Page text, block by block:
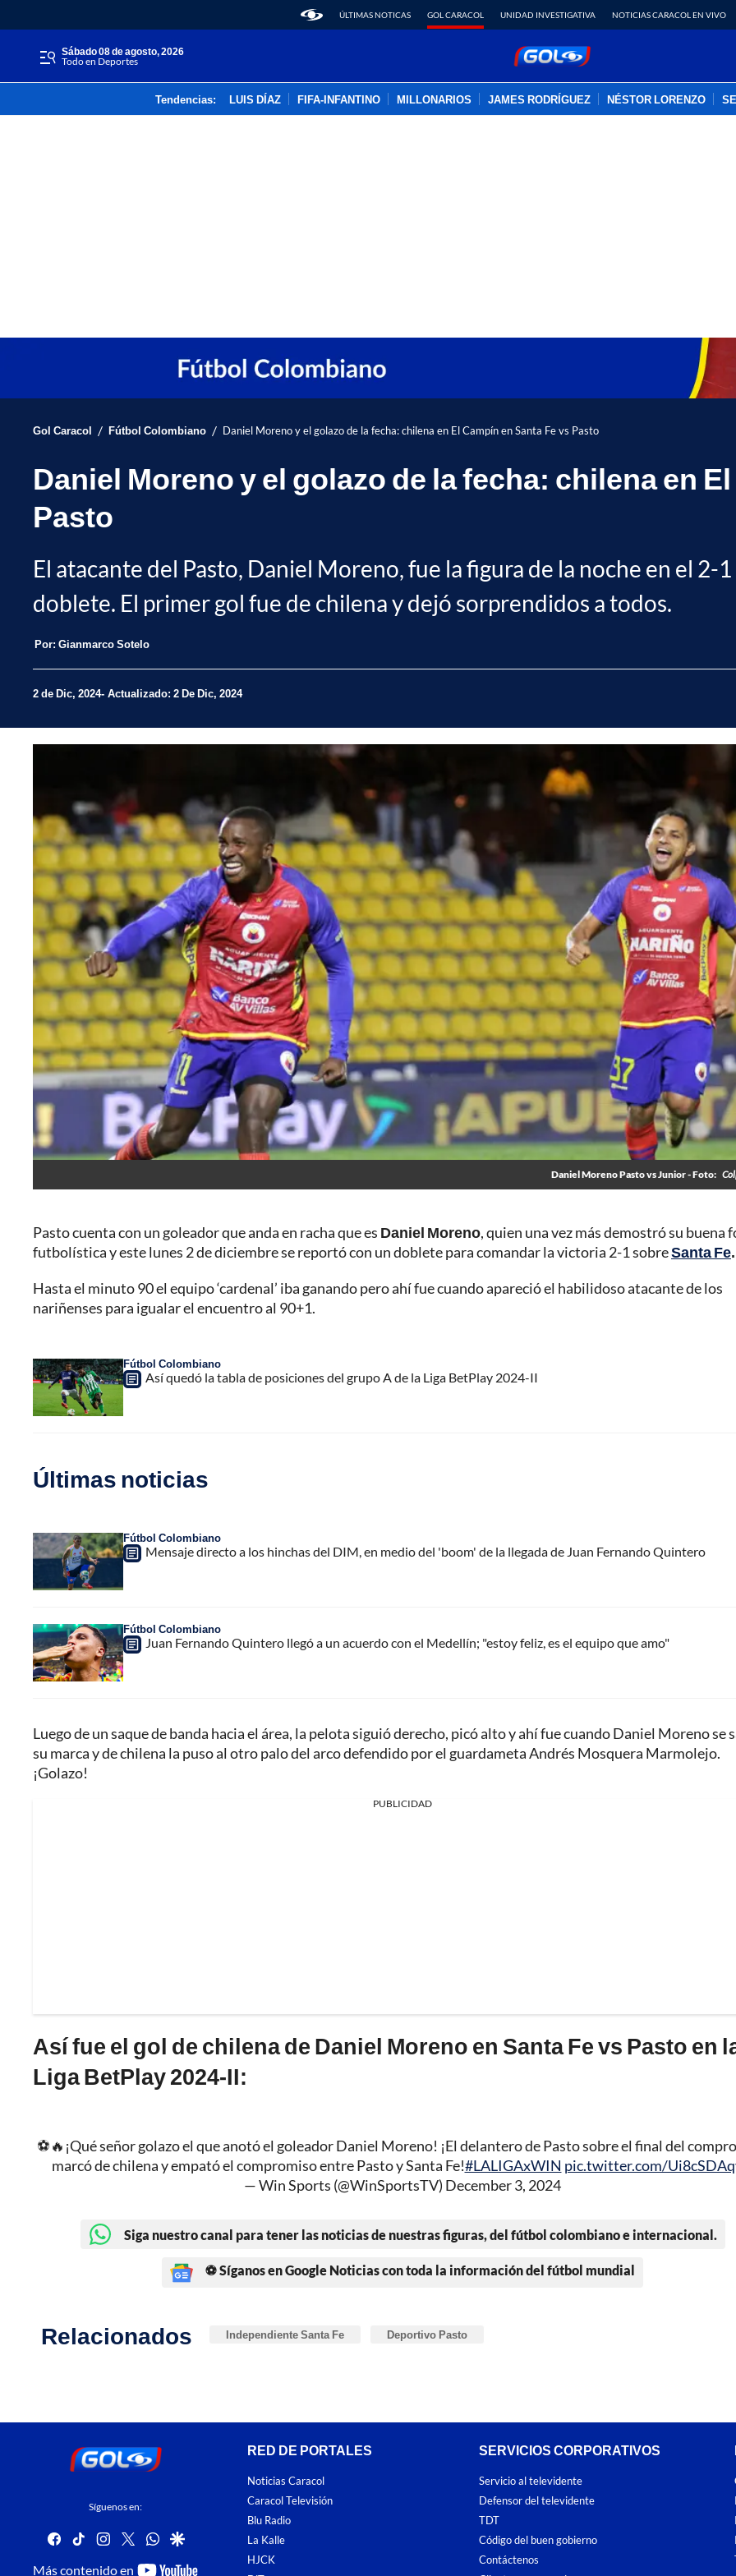
ÚLTIMAS NOTICAS GOL CARACOL UNIDAD INVESTIGATIVA NOTICIAS CARACOL EN VIVO
sábado 08 de agosto, 2026
Todo en Deportes
Tendencias: LUIS DÍAZ FIFA-INFANTINO MILLONARIOS JAMES RODRÍGUEZ NÉSTOR LORENZO
Gol Caracol / Fútbol Colombiano / Daniel Moreno y el golazo de la fecha: chilena en El Campín en Santa Fe vs Pasto
Daniel Moreno y el golazo de la fecha: chilena en
Pasto
El atacante del Pasto, Daniel Moreno, fue la figura de la noche en el 2-
doblete. El primer gol fue de chilena y dejó sorprendidos a todos.
Por: Gianmarco Sotelo
2 de Dic, 2024 Actualizado: 2 De Dic, 2024
Daniel Moreno Pasto vs Junior - Foto:
Pasto cuenta con un goleador que anda en racha que es Daniel Moreno, quien una vez más demostró su buena
futbolística y este lunes 2 de diciembre se reportó con un doblete para comandar la victoria 2-1 sobreSanta Fe.
Hasta el minuto 90 el equipo ‘cardenal’ iba ganando pero ahí fue cuando apareció el habilidoso atacante de los
nariñenses para igualar el encuentro al 90+1.
Fútbol Colombiano
Así quedó la tabla de posiciones del grupo A de la Liga BetPlay 2024-II
Últimas noticias
Fútbol Colombiano
Mensaje directo a los hinchas del DIM, en medio del 'boom' de la llegada de Juan Fernando Quintero
Fútbol Colombiano
Juan Fernando Quintero llegó a un acuerdo con el Medellín; "estoy feliz, es el equipo que amo"
Luego de un saque de banda hacia el área, la pelota siguió derecho, picó alto y ahí fue cuando Daniel Moreno se
su marca y de chilena la puso al otro palo del arco defendido por el guardameta Andrés Mosquera Marmolejo.
¡Golazo!
PUBLICIDAD
Así fue el gol de chilena de Daniel Moreno en Santa Fe vs Pasto en
Liga BetPlay 2024-II:
⚽🔥¡Qué señor golazo el que anotó el goleador Daniel Moreno! ¡El delantero de Pasto sobre el final del
marcó de chilena y empató el compromiso entre Pasto y Santa Fe!#LALIGAxWIN pic.twitter.com/
— Win Sports (@WinSportsTV) December 3, 2024
Siga nuestro canal para tener las noticias de nuestras figuras, del fútbol colombiano e internacional.
⚽ Síganos en Google Noticias con toda la información del fútbol mundial
Relacionados Independiente Santa Fe Deportivo Pasto
Síguenos en:
facebook
tiktokinstagram
twitterwhatsapp
google
Más contenido en
youtube-
RED DE PORTALES
Noticias Caracol
Caracol Televisión
Blu Radio
La Kalle
HJCK
SERVICIOS CORPORATIVOS
Servicio al televidente
Defensor del televidente
TDT
Código del buen gobierno
Contáctenos